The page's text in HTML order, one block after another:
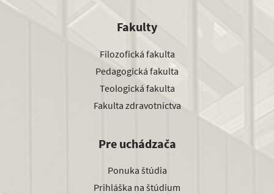
Fakulty
Filozofická fakulta
Pedagogická fakulta
Teologická fakulta
Fakulta zdravotníctva
Pre uchádzača
Ponuka štúdia
Prihláška na štúdium